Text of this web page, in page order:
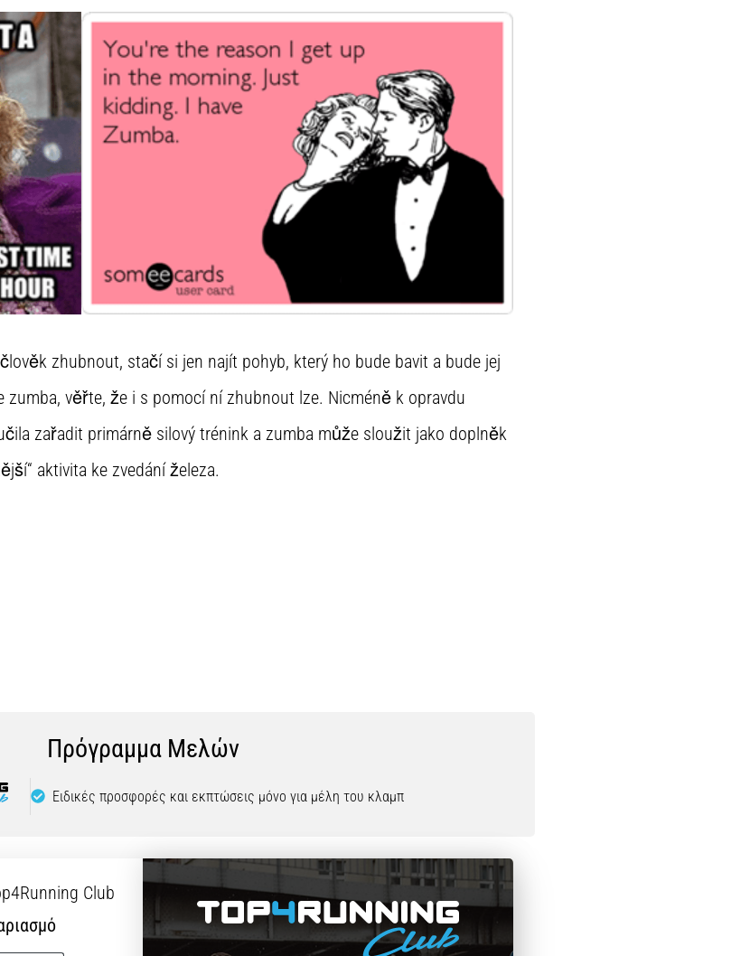
zhubnout, stačí si jen najít pohyb, který ho bude bavit a bude jej
zumba, věřte, že i s pomocí ní zhubnout lze. Nicméně k opravdu
zařadit primárně silový trénink a zumba může sloužit jako doplněk
aktivita ke zvedání železa.
Πρόγραμμα Μελών
Ειδικές προσφορές και εκπτώσεις μόνο για μέλη του κλαμπ
Club